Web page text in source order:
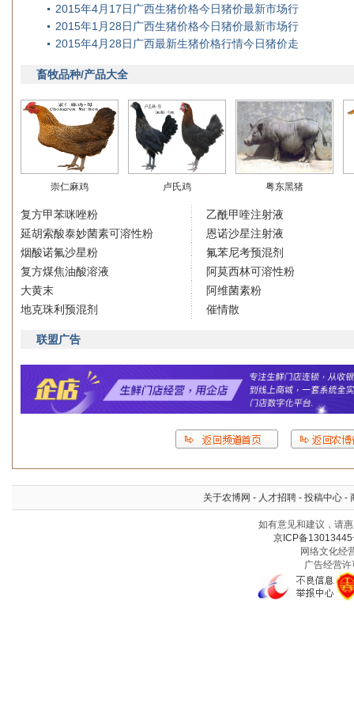
2015年4月17日广西生猪价格今日猪价最新市场行
2015年1月28日广西生猪价格今日猪价最新市场行
2015年4月28日广西最新生猪价格行情今日猪价走
畜牧品种/产品大全
崇仁麻鸡 卢氏鸡 粤东黑猪
复方甲苯咪唑粉
延胡索酸泰妙菌素可溶性粉
烟酸诺氟沙星粉
复方煤焦油酸溶液
大黄末
地克珠利预混剂
乙酰甲喹注射液
恩诺沙星注射液
氟苯尼考预混剂
阿莫西林可溶性粉
阿维菌素粉
催情散
联盟广告
关于农博网 - 人才招聘 - 投稿中心 -
如有意见和建议，请
京ICP备13013445
网络文化经
广告经营